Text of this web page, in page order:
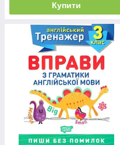
Купити